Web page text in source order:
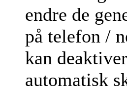
endre de
på telefon /
kan
automatisk